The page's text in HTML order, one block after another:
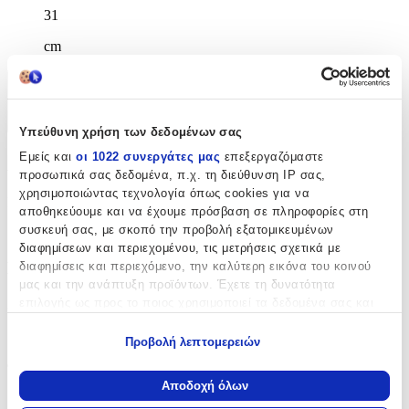
Υπεύθυνη χρήση των δεδομένων σας
Εμείς και οι 1022 συνεργάτες μας επεξεργαζόμαστε
προσωπικά σας δεδομένα, π.χ. τη διεύθυνση IP σας,
χρησιμοποιώντας τεχνολογία όπως cookies για να
αποθηκεύουμε και να έχουμε πρόσβαση σε πληροφορίες στη
συσκευή σας, με σκοπό την προβολή εξατομικευμένων
διαφημίσεων και περιεχομένου, τις μετρήσεις σχετικά με
διαφημίσεις και περιεχόμενο, την καλύτερη εικόνα του κοινού
μας και την ανάπτυξη προϊόντων. Έχετε τη δυνατότητα
Να συλλέξουμε πληροφορίες σχετικά με τη γεωγραφική
σας τοποθεσία, οι οποίες μπορεί να είναι ακριβείς σε
Προβολή λεπτομερειών
Αποδοχή όλων
31
cm
Χαρακτηριστικά
Κατασκευαστής :
Must
Βασικά Χαρακτηριστικά